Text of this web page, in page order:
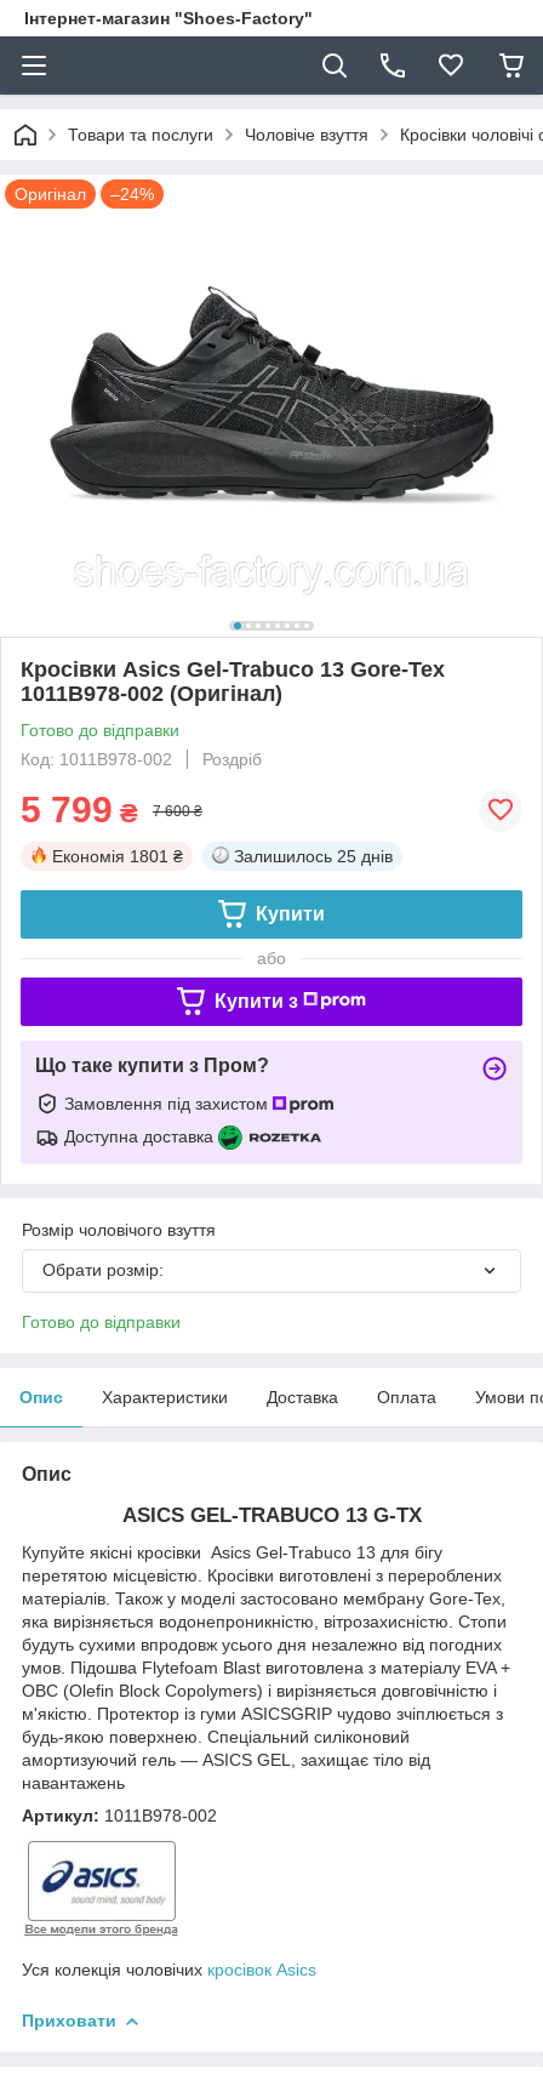
Інтернет-магазин "Shoes-Factory"
Товари та послуги Чоловіче взуття Кросівки чоловічі
Оригінал –24%
Кросівки Asics Gel-Trabuco 13 Gore-Tex
1011B978-002 (Оригінал)
Готово до відправки
Код: 1011B978-002
Роздріб
5 799 ₴ 7 600 ₴
Економія 1801 ₴ Залишилось 25 днів
Купити
або
Купити з
Що таке купити з Пром?
Замовлення під захистом
Доступна доставка
Розмір чоловічого взуття
Обрати розмір:
Готово до відправки
Опис Характеристики Доставка Оплата Умови
Опис
ASICS GEL-TRABUCO 13 G-TX
Купуйте якісні кросівки Asics Gel-Trabuco 13 для бігу
перетятою місцевістю. Кросівки виготовлені з перероблених
матеріалів. Також у моделі застосовано мембрану Gore-Tex,
яка вирізняється водонепроникністю, вітрозахисністю. Стопи
будуть сухими впродовж усього дня незалежно від погодних
умов. Підошва Flytefoam Blast виготовлена з матеріалу EVA +
OBC (Olefin Block Copolymers) і вирізняється довговічністю і
м'якістю. Протектор із гуми ASICSGRIP чудово зчіплюється з
будь-якою поверхнею. Спеціальний силіконовий
амортизуючий гель — ASICS GEL, захищає тіло від
навантажень
Артикул: 1011B978-002
Уся колекція чоловічих кросівок Asics
Приховати